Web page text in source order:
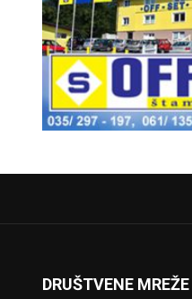
DRUŠTVENE MREŽE